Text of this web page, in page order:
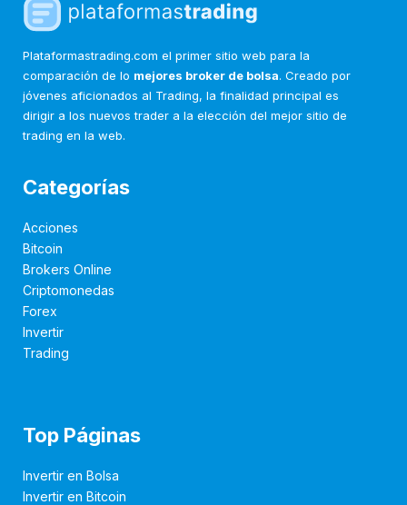
Plataformastrading.com el primer sitio web para la
comparación de lo mejores broker de bolsa. Creado por
jóvenes aficionados al Trading, la finalidad principal es
dirigir a los nuevos trader a la elección del mejor sitio de
trading en la web.
Categorías
Acciones
Bitcoin
Brokers Online
Criptomonedas
Forex
Invertir
Trading
Top Páginas
Invertir en Bolsa
Invertir en Bitcoin